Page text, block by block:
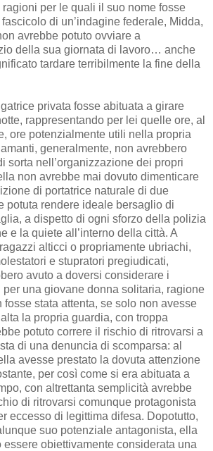
per le quali il suo nome fosse
di un’indagine federale, Midda,
avrebbe potuto ovviare a
della sua giornata di lavoro… anche
tardare terribilmente la fine della
privata fosse abituata a girare
rappresentando per lei quelle ore, al
ore potenzialmente utili nella propria
generalmente, non avrebbero
sorta nell’organizzazione dei propri
non avrebbe mai dovuto dimenticare
di portatrice naturale di due
potuta rendere ideale bersaglio di
a dispetto di ogni sforzo della polizia
e la quiete all’interno della città. A
alticci o propriamente ubriachi,
e stupratori pregiudicati,
avuto a doversi considerare i
una giovane donna solitaria, ragione
fosse stata attenta, se solo non avesse
la propria guardia, con troppa
potuto correre il rischio di ritrovarsi a
di una denuncia di scomparsa: al
avesse prestato la dovuta attenzione
per così come si era abituata a
con altrettanta semplicità avrebbe
di ritrovarsi comunque protagonista
eccesso di legittima difesa. Dopotutto,
suo potenziale antagonista, ella
essere obiettivamente considerata una